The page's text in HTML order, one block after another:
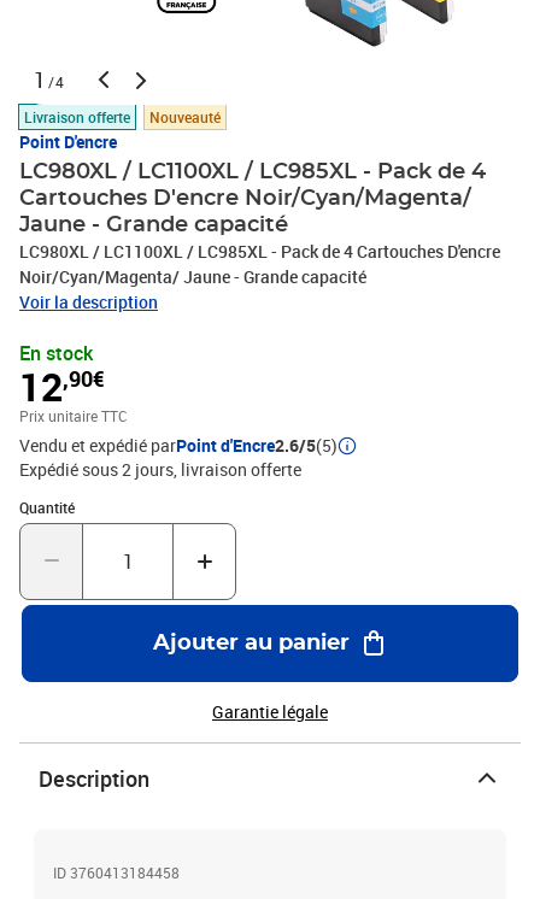
1 /4
Livraison offerte
Nouveauté
Point D'encre
LC980XL / LC1100XL / LC985XL - Pack de 4
Cartouches D'encre Noir/Cyan/Magenta/
Jaune - Grande capacité
LC980XL / LC1100XL / LC985XL - Pack de 4 Cartouches D'encre
Noir/Cyan/Magenta/ Jaune - Grande capacité
Voir la description
En stock
12,90€
Prix unitaire TTC
Vendu et expédié parPoint d'Encre2.6/5(5)
Expédié sous 2 jours livraison offerte
Quantité
Quantité : 1
Ajouter au panier
Garantie légale
Description
ID 3760413184458